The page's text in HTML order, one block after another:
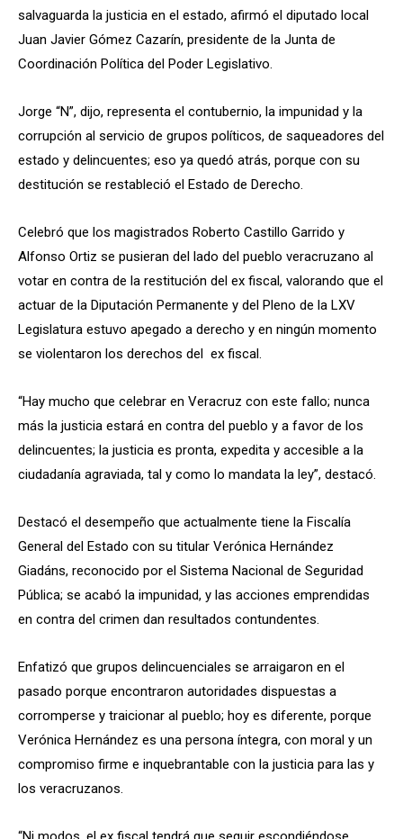
salvaguarda la justicia en el estado, afirmó el diputado local
Juan Javier Gómez Cazarín, presidente de la Junta de
Coordinación Política del Poder Legislativo.
Jorge “N”, dijo, representa el contubernio, la impunidad y la
corrupción al servicio de grupos políticos, de saqueadores del
estado y delincuentes; eso ya quedó atrás, porque con su
destitución se restableció el Estado de Derecho.
Celebró que los magistrados Roberto Castillo Garrido y
Alfonso Ortiz se pusieran del lado del pueblo veracruzano al
votar en contra de la restitución del ex fiscal, valorando que el
actuar de la Diputación Permanente y del Pleno de la LXV
Legislatura estuvo apegado a derecho y en ningún momento
se violentaron los derechos del ex fiscal.
“Hay mucho que celebrar en Veracruz con este fallo; nunca
más la justicia estará en contra del pueblo y a favor de los
delincuentes; la justicia es pronta, expedita y accesible a la
ciudadanía agraviada, tal y como lo mandata la ley”, destacó.
Destacó el desempeño que actualmente tiene la Fiscalía
General del Estado con su titular Verónica Hernández
Giadáns, reconocido por el Sistema Nacional de Seguridad
Pública; se acabó la impunidad, y las acciones emprendidas
en contra del crimen dan resultados contundentes.
Enfatizó que grupos delincuenciales se arraigaron en el
pasado porque encontraron autoridades dispuestas a
corromperse y traicionar al pueblo; hoy es diferente, porque
Verónica Hernández es una persona íntegra, con moral y un
compromiso firme e inquebrantable con la justicia para las y
los veracruzanos.